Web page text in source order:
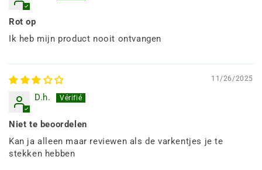
Rot op
Ik heb mijn product nooit ontvangen
11/26/2025
D.h.
Niet te beoordelen
Kan ja alleen maar reviewen als de varkentjes je te
stekken hebben